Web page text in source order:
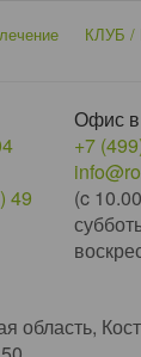
КЛУБ /
49
Офис
+7
(c
область,